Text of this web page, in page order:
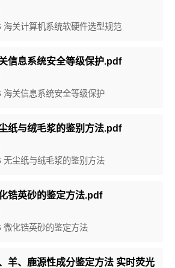
关计算机系统软硬件选型规范
信息系统安全等级保护.pdf
关信息系统安全等级保护
纸与绒毛浆的鉴别方法.pdf
尘纸与绒毛浆的鉴别方法
锆英砂的鉴定方法.pdf
化锆英砂的鉴定方法
羊、鹿源性成分鉴定方法 实时荧光